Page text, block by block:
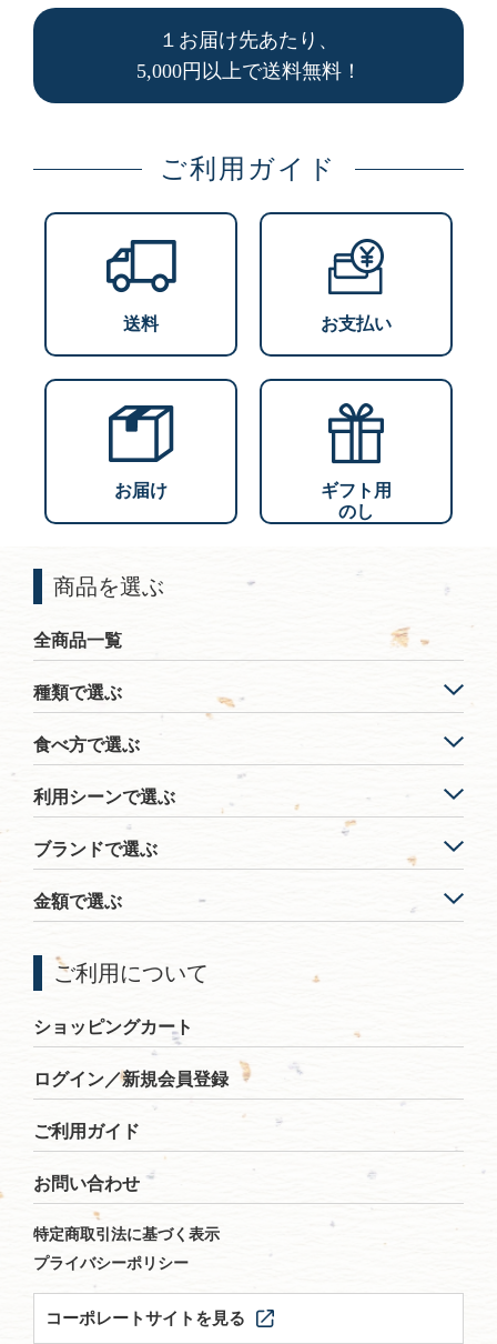
１お届け先あたり、
5,000円以上で送料無料！
ご利用ガイド
送料 お支払い
お届け
ギフト用
のし
商品を選ぶ
全商品一覧
種類で選ぶ
食べ方で選ぶ
利用シーンで選ぶ
ブランドで選ぶ
金額で選ぶ
ご利用について
ショッピングカート
ログイン／新規会員登録
ご利用ガイド
お問い合わせ
特定商取引法に基づく表示
プライバシーポリシー
コーポレートサイトを見る